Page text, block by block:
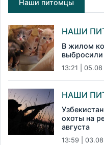
Наши питомцы
НАШИ
В жилом
выбросили
13:21 | 05.08
НАШИ
охоты на
августа
13:59 | 03.08